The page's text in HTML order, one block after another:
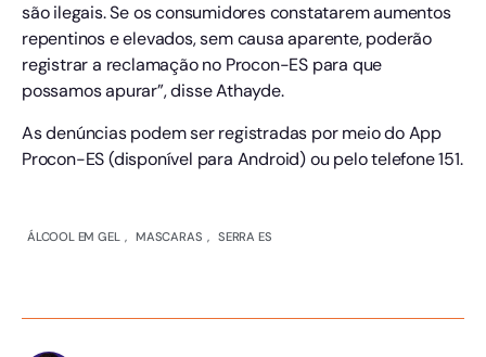
são ilegais. Se os consumidores constatarem aumentos
repentinos e elevados, sem causa aparente, poderão
registrar a reclamação no Procon-ES para que
possamos apurar”, disse Athayde.
As denúncias podem ser registradas por meio do App
Procon-ES (disponível para Android) ou pelo telefone 151.
ÁLCOOL EM GEL , MASCARAS , SERRA ES